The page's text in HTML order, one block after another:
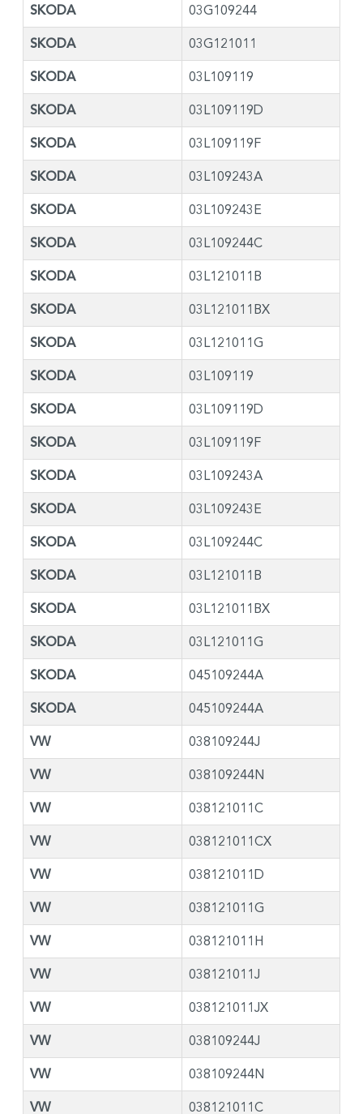
SKODA 03G109244
SKODA 03G121011
SKODA 03L109119
SKODA 03L109119D
SKODA 03L109119F
SKODA 03L109243A
SKODA 03L109243E
SKODA 03L109244C
SKODA 03L121011B
SKODA 03L121011BX
SKODA 03L121011G
SKODA 03L109119
SKODA 03L109119D
SKODA 03L109119F
SKODA 03L109243A
SKODA 03L109243E
SKODA 03L109244C
SKODA 03L121011B
SKODA 03L121011BX
SKODA 03L121011G
SKODA 045109244A
SKODA 045109244A
VW 038109244J
VW 038109244N
VW 038121011C
VW 038121011CX
VW 038121011D
VW 038121011G
VW 038121011H
VW 038121011J
VW 038121011JX
VW 038109244J
VW 038109244N
VW 038121011C